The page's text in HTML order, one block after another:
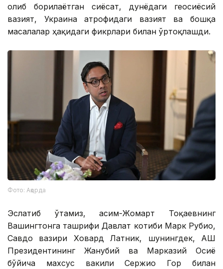
олиб борилаётган сиёсат, дунёдаги геосиёсий
вазият, Украина атрофидаги вазият ва бошқа
масалалар ҳақидаги фикрлари билан ўртоқлашди.
Фото: Ақорда
Эслатиб ўтамиз, Қасим-Жомарт Тоқаевнинг
Вашингтонга ташрифи Давлат котиби Марк Рубио,
Савдо вазири Ховард Латник, шунингдек, АҚШ
Президентининг Жанубий ва Марказий Осиё
бўйича махсус вакили Сержио Гор билан